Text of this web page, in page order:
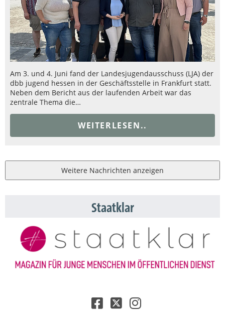
Am 3. und 4. Juni fand der Landesjugendausschuss (LJA) der
dbb jugend hessen in der Geschäftsstelle in Frankfurt statt.
Neben dem Bericht aus der laufenden Arbeit war das
zentrale Thema die…
WEITERLESEN..
Weitere Nachrichten anzeigen
Staatklar